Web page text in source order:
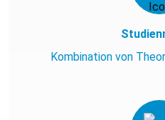
Kombination von